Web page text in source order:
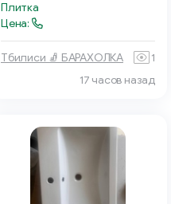
Плитка
Цена:
Тбилиси 🧦 БАРАХОЛКА
1
17 часов назад